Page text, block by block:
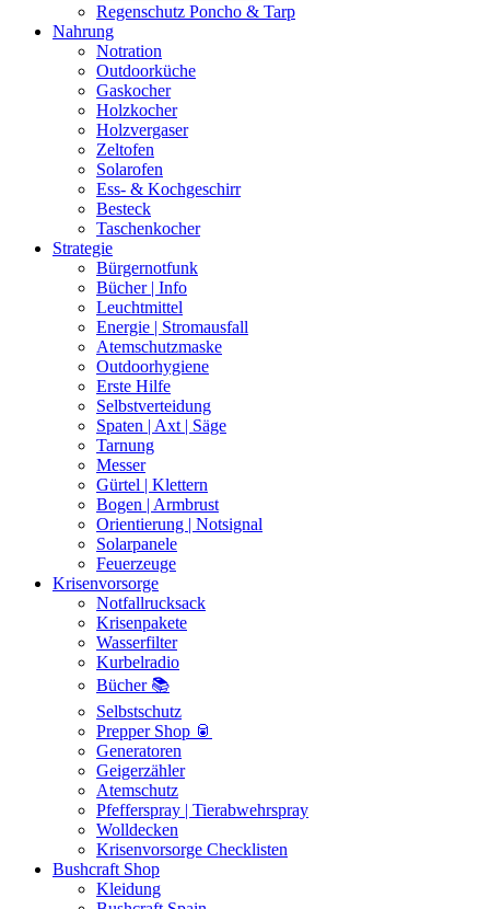
Regenschutz Poncho & Tarp
Nahrung
Notration
Outdoorküche
Gaskocher
Holzkocher
Holzvergaser
Zeltofen
Solarofen
Ess- & Kochgeschirr
Besteck
Taschenkocher
Strategie
Bürgernotfunk
Bücher | Info
Leuchtmittel
Energie | Stromausfall
Atemschutzmaske
Outdoorhygiene
Erste Hilfe
Selbstverteidung
Spaten | Axt | Säge
Tarnung
Messer
Gürtel | Klettern
Bogen | Armbrust
Orientierung | Notsignal
Solarpanele
Feuerzeuge
Krisenvorsorge
Notfallrucksack
Krisenpakete
Wasserfilter
Kurbelradio
Bücher 📚
Selbstschutz
Prepper Shop 🥫
Generatoren
Geigerzähler
Atemschutz
Pfefferspray | Tierabwehrspray
Wolldecken
Krisenvorsorge Checklisten
Bushcraft Shop
Kleidung